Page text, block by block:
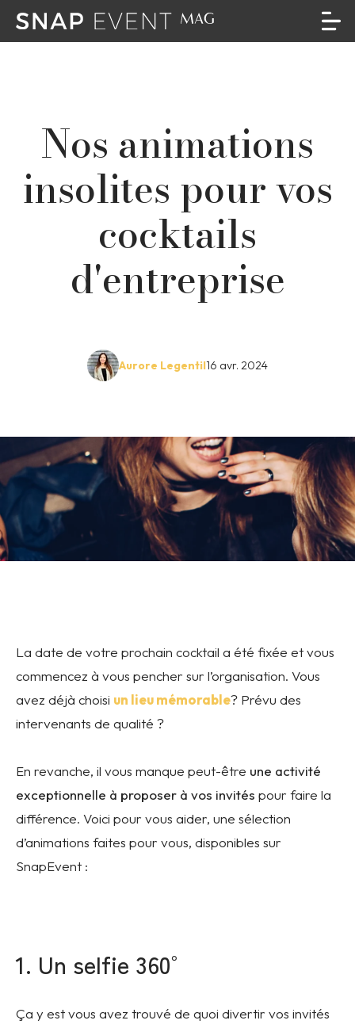
Nos animations
insolites pour vos
cocktails
d'entreprise
16 avr. 2024
Aurore Legentil
La date de votre prochain cocktail a été fixée et vous
commencez à vous pencher sur l’organisation. Vous
avez déjà choisi un lieu mémorable? Prévu des
intervenants de qualité ?
En revanche, il vous manque peut-être une activité
exceptionnelle à proposer à vos invités pour faire la
différence. Voici pour vous aider, une sélection
d’animations faites pour vous, disponibles sur
SnapEvent :
1. Un selfie 360°
Ça y est vous avez trouvé de quoi divertir vos invités